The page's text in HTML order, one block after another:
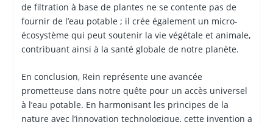
de filtration à base de plantes ne se contente pas de
fournir de l’eau potable ; il crée également un micro-
écosystème qui peut soutenir la vie végétale et animale,
contribuant ainsi à la santé globale de notre planète.
En conclusion, Rein représente une avancée
prometteuse dans notre quête pour un accès universel
à l’eau potable. En harmonisant les principes de la
nature avec l’innovation technologique, cette invention a